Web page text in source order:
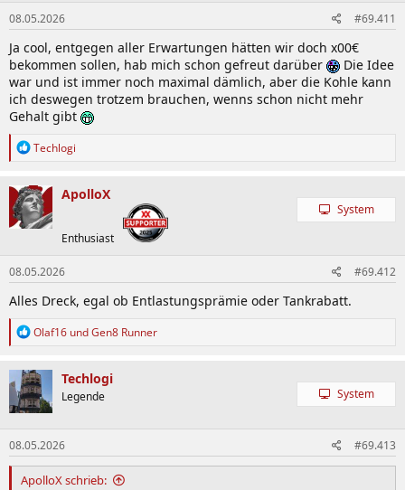
n
e
n
:
08.05.2026 #69.411
Ja cool, entgegen aller Erwartungen hätten wir doch x00€
bekommen sollen, hab mich schon gefreut darüber
Die Idee
war und ist immer noch maximal dämlich, aber die Kohle kann
ich deswegen trotzem brauchen, wenns schon nicht mehr
Gehalt gibt
R
k
t
i
o
n
Techlogi
ApolloX
Enthusiast
System
08.05.2026 #69.412
Alles Dreck, egal ob Entlastungsprämie oder Tankrabatt.
R
k
t
i
o
n
e
n
:
Olaf16 undGen8 Runner
Techlogi
Legende System
08.05.2026 #69.413
ApolloX schrieb: